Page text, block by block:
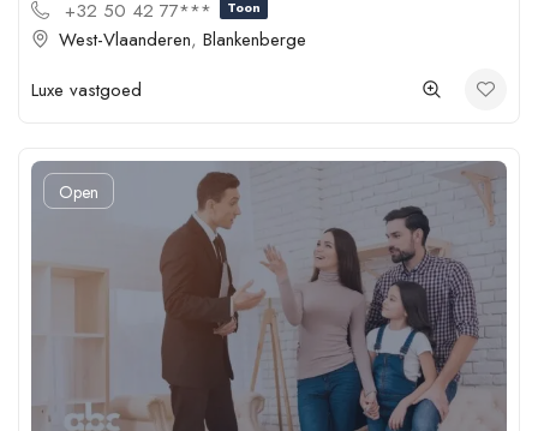
+32 50 42 77***
Toon
West-Vlaanderen, Blankenberge
Luxe vastgoed
Open